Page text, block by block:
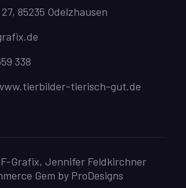
85235 Odelzhausen
338
tierisch-gut.de
Grafix, Jennifer Feldkirchner
Gem by ProDesigns